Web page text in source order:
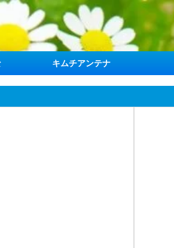
キムチアンテナ